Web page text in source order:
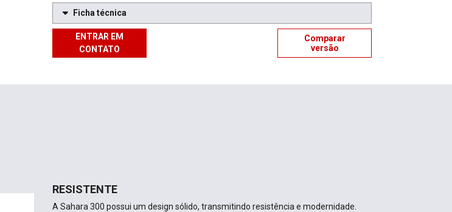
Ficha técnica
ENTRAR EM
CONTATO
Comparar
versão
RESISTENTE
A Sahara 300 possui um design sólido, transmitindo resistência e modernidade.